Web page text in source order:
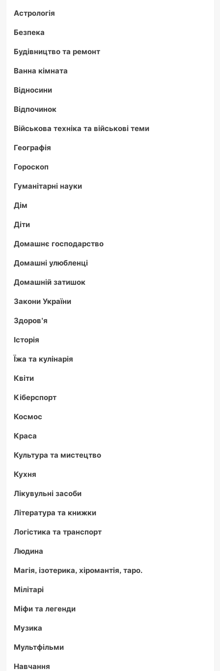
Астрологія
Безпека
Будівництво та ремонт
Ванна кімната
Відносини
Відпочинок
Військова техніка та військові теми
Географія
Гороскоп
Гуманітарні науки
Дім
Діти
Домашнє господарство
Домашні улюбленці
Домашній затишок
Закони України
Здоров'я
Історія
Їжа та кулінарія
Квіти
Кіберспорт
Космос
Краса
Культура та мистецтво
Кухня
Лікувульні засоби
Література та книжки
Логістика та транспорт
Людина
Магія, ізотерика, хіромантія, таро.
Мілітарі
Міфи та легенди
Музика
Мультфільми
Навчання